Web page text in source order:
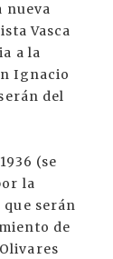
nueva
Vasca
a la
Ignacio
del
(se
la
serán
de